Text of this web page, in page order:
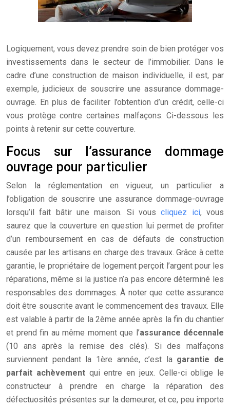
Logiquement, vous devez prendre soin de bien protéger vos
investissements dans le secteur de l’immobilier. Dans le
cadre d’une construction de maison individuelle, il est, par
exemple, judicieux de souscrire une assurance dommage-
ouvrage. En plus de faciliter l’obtention d’un crédit, celle-ci
vous protège contre certaines malfaçons. Ci-dessous les
points à retenir sur cette couverture.
Focus sur l’assurance dommage
ouvrage pour particulier
Selon la réglementation en vigueur, un particulier a
l’obligation de souscrire une assurance dommage-ouvrage
lorsqu’il fait bâtir une maison. Si vouscliquez ici, vous
saurez que la couverture en question lui permet de profiter
d’un remboursement en cas de défauts de construction
causée par les artisans en charge des travaux. Grâce à cette
garantie, le propriétaire de logement perçoit l’argent pour les
réparations, même si la justice n’a pas encore déterminé les
responsables des dommages. À noter que cette assurance
doit être souscrite avant le commencement des travaux. Elle
est valable à partir de la 2ème année après la fin du chantier
et prend fin au même moment que l’assurance décennale
(10 ans après la remise des clés). Si des malfaçons
surviennent pendant la 1ère année, c’est la garantie de
parfait achèvementqui entre en jeux. Celle-ci oblige le
constructeur à prendre en charge la réparation des
défectuosités présentes sur la demeurer, et ce, peu importe